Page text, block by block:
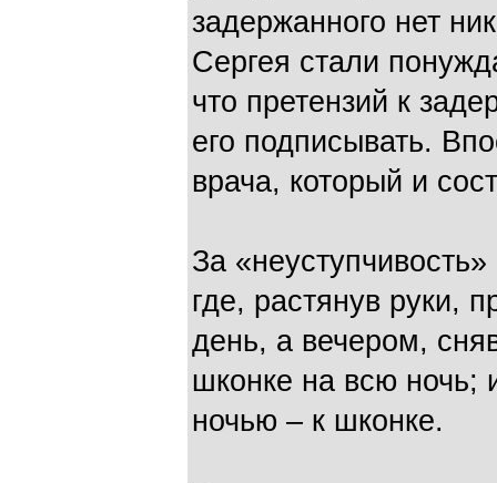
задержанного нет
Сергея стали
что претензий к
его подписывать.
врача, который и
За
где, растянув руки,
день, а вечером,
шконке на всю ночь;
ночью – к шконке.